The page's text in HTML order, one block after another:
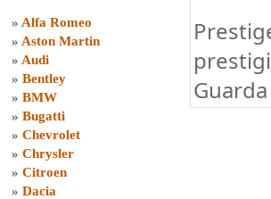
» Alfa Romeo
» Aston Martin
» Audi
» Bentley
» BMW
» Bugatti
» Chevrolet
» Chrysler
» Citroen
» Dacia